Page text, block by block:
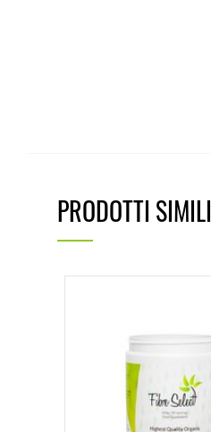
PRODOTTI SIMILI